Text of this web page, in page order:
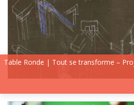
Table Ronde | Tout se transforme –